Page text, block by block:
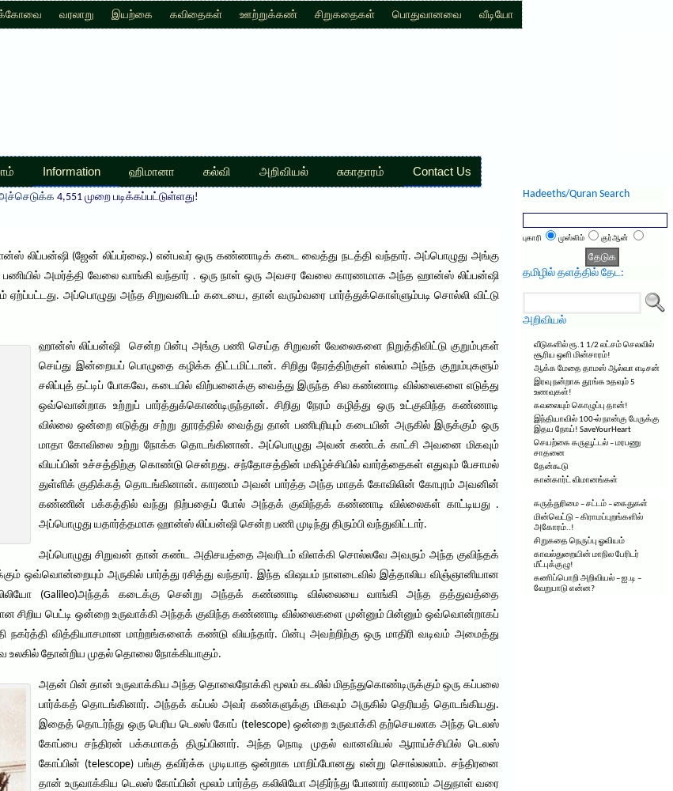
வரலாறு இயற்கை கவிதைகள் ஊற்றுக்கண் சிறுகதைகள் பொதுவானவை வீடியோ
Information ஹிமானா கல்வி அறிவியல் சுகாதாரம் Contact Us
4,551 முறை படிக்கப்பட்டுள்ளது!
லிப்பன்ஷி (ஜேன் லிப்பர்ஷை.) என்பவர் ஒரு கண்ணாடிக் கடை வைத்து நடத்தி வந்தார். அப்பொழுது அங்கு
பணியில் அமர்த்தி வேலை வாங்கி வந்தார் . ஒரு நாள் ஒரு அவசர வேலை காரணமாக அந்த ஹான்ஸ் லிப்பன்ஷி
ஏற்ப்பட்டது. அப்பொழுது அந்த சிறுவனிடம் கடையை, தான் வரும்வரை பார்த்துக்கொள்ளும்படி சொல்லி விட்டு
ஹான்ஸ் லிப்பன்ஷி சென்ற பின்பு அங்கு பணி செய்த சிறுவன் வேலைகளை நிறுத்திவிட்டு குறும்புகள்
செய்து இன்றையப் பொழுதை கழிக்க திட்டமிட்டான். சிறிது நேரத்திற்குள் எல்லாம் அந்த குறும்புகளும்
சலிப்புத் தட்டிப் போகவே, கடையில் விற்பனைக்கு வைத்து இருந்த சில கண்ணாடி வில்லைகளை எடுத்து
ஒவ்வொன்றாக உற்றுப் பார்த்துக்கொண்டிருந்தான். சிறிது நேரம் கழித்து ஒரு உட்குவிந்த கண்ணாடி
வில்லை ஒன்றை எடுத்து சற்று தூரத்தில் வைத்து தான் பணிபுரியும் கடையின் அருகில் இருக்கும் ஒரு
மாதா கோவிலை உற்று நோக்க தொடங்கினான். அப்பொழுது அவன் கண்டக் காட்சி அவனை மிகவும்
வியப்பின் உச்சத்திற்கு கொண்டு சென்றது. சந்தோசத்தின் மகிழ்ச்சியில் வார்த்தைகள் எதுவும் பேசாமல்
துள்ளிக் குதிக்கத் தொடங்கினான். காரணம் அவன் பார்த்த அந்த மாதக் கோவிலின் கோபுரம் அவனின்
கண்ணின் பக்கத்தில் வந்து நிற்பதைப் போல் அந்தக் குவிந்தக் கண்ணாடி வில்லைகள் காட்டியது .
அப்பொழுது யதார்த்தமாக ஹான்ஸ் லிப்பன்ஷி சென்ற பணி முடிந்து திரும்பி வந்துவிட்டார்.
அப்பொழுது சிறுவன் தான் கண்ட அதிசயத்தை அவரிடம் விளக்கி சொல்லவே அவரும் அந்த குவிந்தக்
ஒவ்வொன்றையும் அருகில் பார்த்து ரசித்து வந்தார். இந்த விஷயம் நாளடைவில் இத்தாலிய விஞ்ஞானியான
கலிலியோ (Galileo)அந்தக் கடைக்கு சென்று அந்தக் கண்ணாடி வில்லையை வாங்கி அந்த தத்துவத்தை
சிறிய பெட்டி ஒன்றை உருவாக்கி அந்தக் குவிந்த கண்ணாடி வில்லைகளை முன்னும் பின்னும் ஒவ்வொன்றாகப்
வித்தியாசமான மாற்றங்களைக் கண்டு வியந்தார். பின்பு அவற்றிற்கு ஒரு மாதிரி வடிவம் அமைத்து
உலகில் தோன்றிய முதல் தொலை நோக்கியாகும்.
அதன் பின் தான் உருவாக்கிய அந்த தொலைநோக்கி மூலம் கடலில் மிதந்துகொண்டிருக்கும் ஒரு கப்பலை
பார்க்கத் தொடங்கினார். அந்தக் கப்பல் அவர் கண்களுக்கு மிகவும் அருகில் தெரியத் தொடங்கியது.
இதைத் தொடர்ந்து ஒரு பெரிய டெலஸ் கோப் (telescope) ஒன்றை உருவாக்கி தற்செயலாக அந்த டெலஸ்
கோப்பை சந்திரன் பக்கமாகத் திருப்பினார். அந்த நொடி முதல் வானவியல் ஆராய்ச்சியில் டெலஸ்
கோப்பின் (telescope) பங்கு தவிர்க்க முடியாத ஒன்றாக மாறிப்போனது என்று சொல்லலாம். சந்திரனை
தான் உருவாக்கிய டெலஸ் கோப்பின் மூலம் பார்த்த கலிலியோ அதிர்ந்து போனார் காரணம் அதுநாள் வரை
Hadeeths/Quran Search
புகாரி முஸ்லிம் குர்ஆன்
தமிழில் தளத்தில் தேட:
அறிவியல்
வீடுகளில் ரூ.1 1/2 லட்சம் செலவில்
சூரிய ஒளி மின்சாரம்!
ஆக்க மேதை தாமஸ் ஆல்வா எடிசன்
இரவு நன்றாக தூங்க உதவும் 5
உணவுகள்!
கவலையும் கொழுப்பு தான்!
இந்தியாவில் 100-ல் நான்கு பேருக்கு
இதய நோய்! SaveYourHeart
செயற்கை கருவூட்டல் – மரபணு
சாதனை
தேன்கூடு
கான்கார்ட் விமானங்கள்
கருத்துரிமை – சட்டம் – கைதுகள்
மின்வெட்டு – கிராமப்புறங்களில்
அகோரம்..!
சிறுகதை நெருப்பு ஓவியம்
காவல்துறையின் மாநில பேரிடர்
மீட்புக்குழு!
கணிப்பொறி அறிவியல் – ஐ.டி –
வேறுபாடு என்ன?